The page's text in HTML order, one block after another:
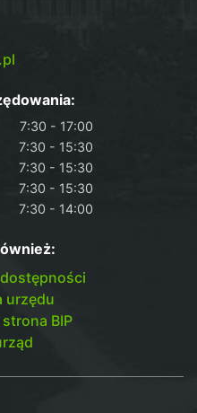
7:30 - 17:00
7:30 - 15:30
7:30 - 15:30
7:30 - 15:30
7:30 - 14:00
urzędu
BIP